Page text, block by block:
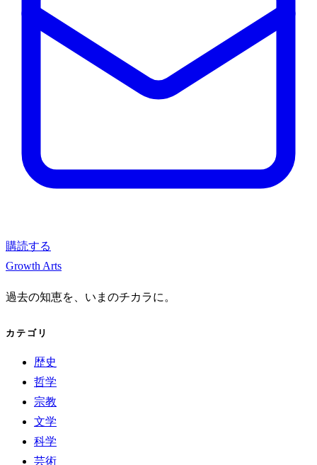
購読する
Growth Arts
過去の知恵を、いまのチカラに。
カテゴリ
歴史
哲学
宗教
文学
科学
芸術